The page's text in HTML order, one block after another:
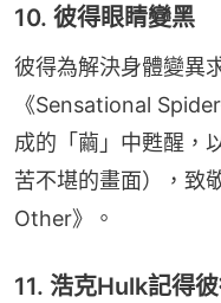
10. 彼得眼睛變黑
彼得為解決身體變異
《Sensational
成的「繭」中甦醒，
苦不堪的畫面），致
Other》。
11. 浩克Hulk記得彼